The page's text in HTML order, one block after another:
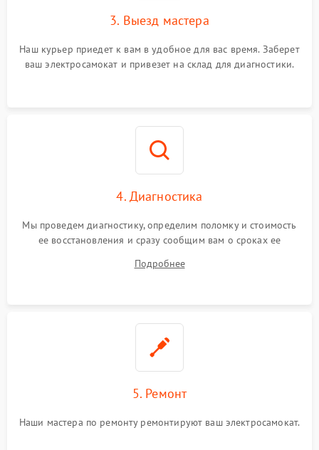
3. Выезд мастера
Наш курьер приедет к вам в удобное для вас время. Заберет
ваш электросамокат и привезет на склад для диагностики.
4. Диагностика
Мы проведем диагностику, определим поломку и стоимость
ее восстановления и сразу сообщим вам о сроках ее
Подробнее
5. Ремонт
Наши мастера по ремонту ремонтируют ваш электросамокат.